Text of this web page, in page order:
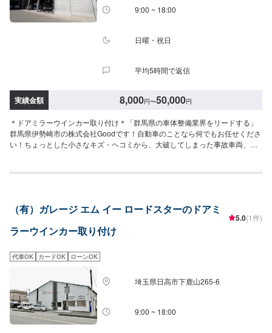
9:00 ~ 18:00
日曜・祝日
平均5時間で返信
実績金額 8,000円〜50,000円
＊ドアミラーウインカー取り付け＊「群馬県の車体整備業界をリードする」
群馬県伊勢崎市の株式会社Goodです！自動車のことなら何でもお任せくださ
い！ちょっとした小さなキズ・ヘコミから、大破してしまった事故車両、他
ーツの持ち込み可！オファーの際、使用されるパーツのお写真や詳細などを
際は満タンでお願いします。【営業時間】平日9:00~18:00土曜日9:00～
（有）ガレージ エム イー ロードスターのドアミ
ラーウインカー取り付け
5.0(1件)
代車OK カードOK ローンOK
埼玉県日高市下鹿山265-6
9:00 ~ 18:00